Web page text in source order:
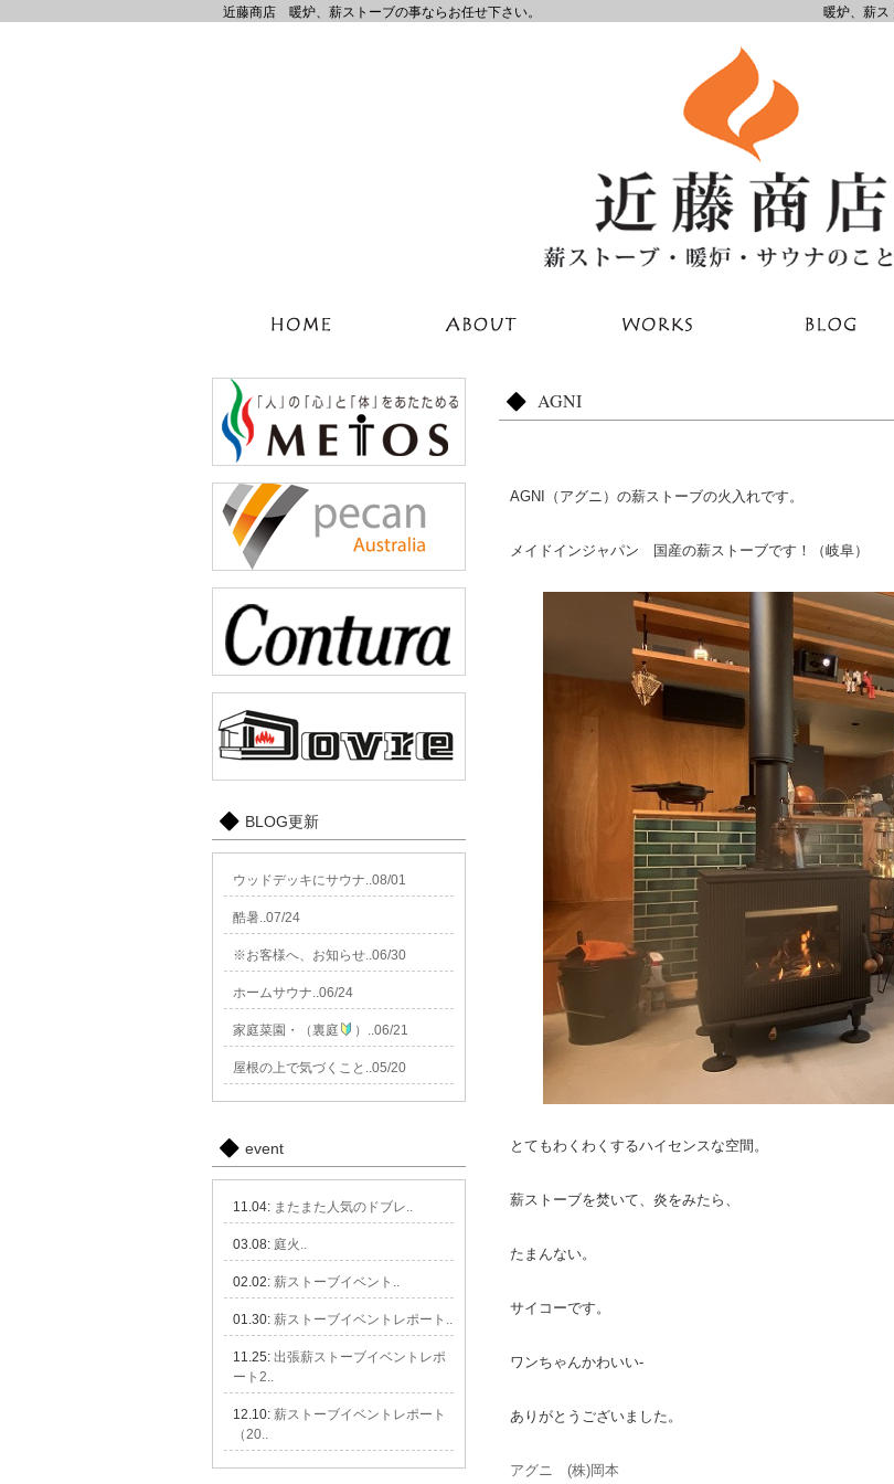
近藤商店 暖炉、薪ストーブの事ならお任せ下さい。 暖炉、薪ス
AGNI
AGNI（アグニ）の薪ストーブの火入れです。
メイドインジャパン 国産の薪ストーブです！（岐阜）
とてもわくわくするハイセンスな空間。
薪ストーブを焚いて、炎をみたら、
たまんない。
サイコーです。
ワンちゃんかわいい-
ありがとうございました。
アグニ (株)岡本
BLOG更新
ウッドデッキにサウナ..08/01
酷暑..07/24
※お客様へ、お知らせ..06/30
ホームサウナ..06/24
家庭菜園・（裏庭 ）..06/21
屋根の上で気づくこと..05/20
event
11.04: またまた人気のドブレ..
03.08: 庭火..
02.02: 薪ストーブイベント..
01.30: 薪ストーブイベントレポート..
11.25: 出張薪ストーブイベントレポ
ート2..
12.10: 薪ストーブイベントレポート
（20..